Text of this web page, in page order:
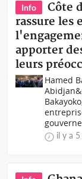
Info
Côte
rassure les
apporter
leurs
Hamed
il y a 5